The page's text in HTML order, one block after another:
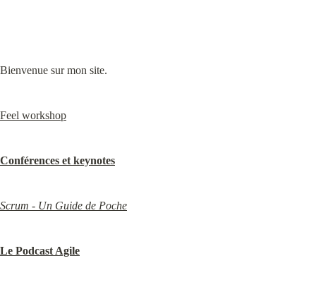
Bienvenue sur mon site.
Feel workshop
Conférences et keynotes
Scrum - Un Guide de Poche
Le Podcast Agile